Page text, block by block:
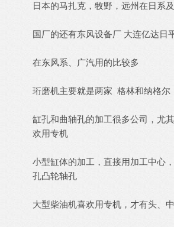
日本的马扎克，牧野，远州在日系
国厂的还有东风设备厂 大连亿达日
在东风系、广汽用的比较多
珩磨机主要就是两家 格林和纳格尔
缸孔和曲轴孔的加工很多公司，尤
欢用专机
小型缸体的加工，直接用加工中心
孔凸轮轴孔
大型柴油机喜欢用专机，才有头、